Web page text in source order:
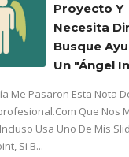
Proyecto Y
Necesita
Busque
Un "ángel
Me Pasaron Esta Nota
Que Nos
Usa Uno De Mis
Si B...